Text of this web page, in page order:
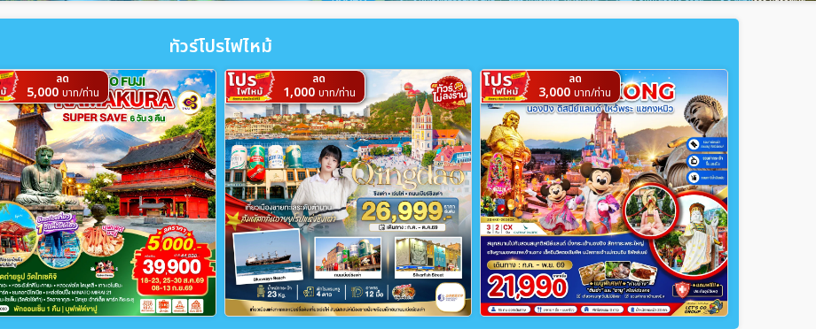
ทัวร์โปรไฟไหม้
ลด
5,000 บาท/ท่าน
ลด
1,000 บาท/ท่าน
ลด
3,000บาท/ท่าน